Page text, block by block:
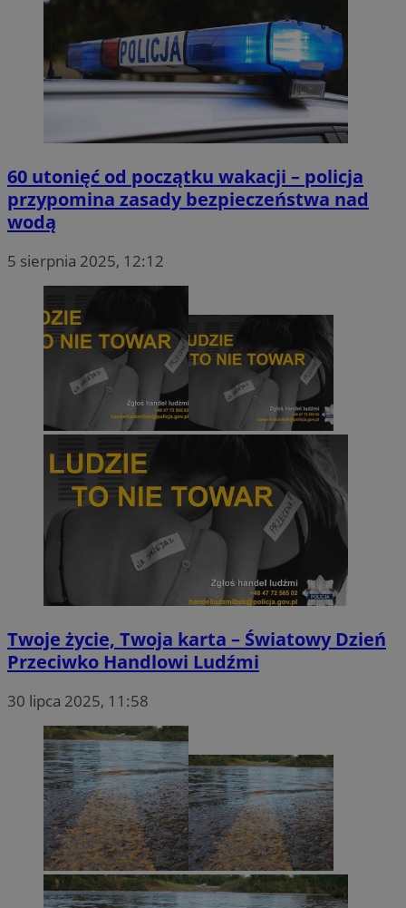
60 utonięć od początku wakacji – policja
przypomina zasady bezpieczeństwa nad
wodą
5 sierpnia 2025, 12:12
Twoje życie, Twoja karta – Światowy Dzień
Przeciwko Handlowi Ludźmi
30 lipca 2025, 11:58